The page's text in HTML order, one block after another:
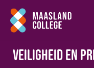
Veiligheid en